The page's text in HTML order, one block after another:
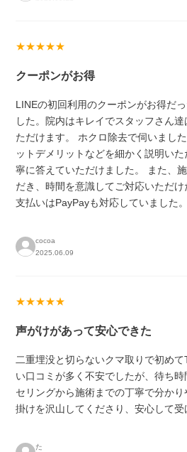
★★★★★
クーポンがお得
LINEの初回利用のクーポンがお得だ
した。院内はキレイでスタッフさん
ただけます。 ホクロ除去で伺いまし
ットデメリットなどを細かく説明い
寧に答えていただけました。 また、
だき、時間を意識してご対応いただけ
支払いはPayPayも対応していました。
cocoa
2025.06.09
★★★★★
声がけがあって安心できた
二重埋没と切らないクマ取りで初め
い口コミが多く不安でしたが、待ち
セリングから施術までの丁寧で分か
掛けを沢山してくださり、安心して受
た